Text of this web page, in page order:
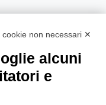
cookie non necessari ✕
alcuni
e